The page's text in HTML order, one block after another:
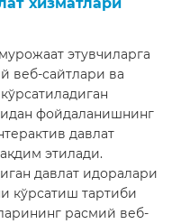
этувчиларга
веб-сайтлари ва
фойдаланишнинг
давлат
этилади.
давлат идоралари
кўрсатиш тартиби
расмий веб-